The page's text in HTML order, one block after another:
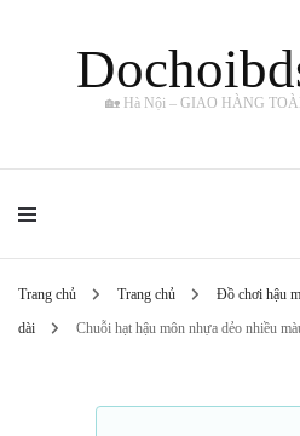
🏡 Hà Nội – GIAO HÀNG
Trang chủ Trang chủ Đồ chơi hậu
dài
Chuỗi hạt hậu môn nhựa dẻo nhiều